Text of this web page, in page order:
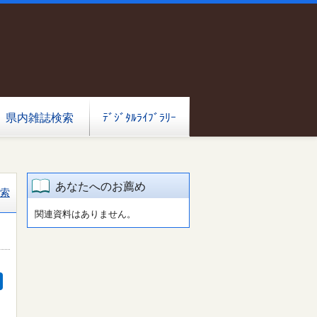
県内雑誌検索 ﾃﾞｼﾞﾀﾙﾗｲﾌﾞﾗﾘｰ
あなたへのお薦め
関連資料はありません。